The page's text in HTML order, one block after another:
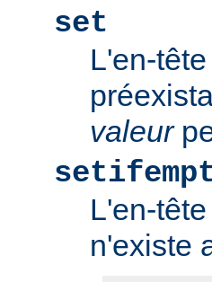
set
L'en-
valeur
L'en-
n'existe